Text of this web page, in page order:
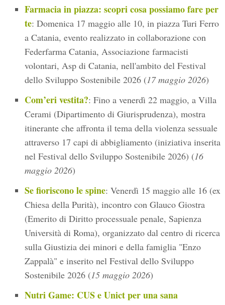
Farmacia in piazza: scopri cosa possiamo fare per
te: Domenica 17 maggio alle 10, in piazza Turi Ferro
a Catania, evento realizzato in collaborazione con
Federfarma Catania, Associazione farmacisti
volontari, Asp di Catania, nell'ambito del Festival
dello Sviluppo Sostenibile 2026 (17 maggio 2026)
Com’eri vestita?: Fino a venerdì 22 maggio, a Villa
Cerami (Dipartimento di Giurisprudenza), mostra
itinerante che affronta il tema della violenza sessuale
attraverso 17 capi di abbigliamento (iniziativa inserita
nel Festival dello Sviluppo Sostenibile 2026) (16
maggio 2026)
Se fioriscono le spine: Venerdì 15 maggio alle 16 (ex
Chiesa della Purità), incontro con Glauco Giostra
(Emerito di Diritto processuale penale, Sapienza
Università di Roma), organizzato dal centro di ricerca
sulla Giustizia dei minori e della famiglia "Enzo
Zappalà" e inserito nel Festival dello Sviluppo
Sostenibile 2026 (15 maggio 2026)
Nutri Game: CUS e Unict per una sana